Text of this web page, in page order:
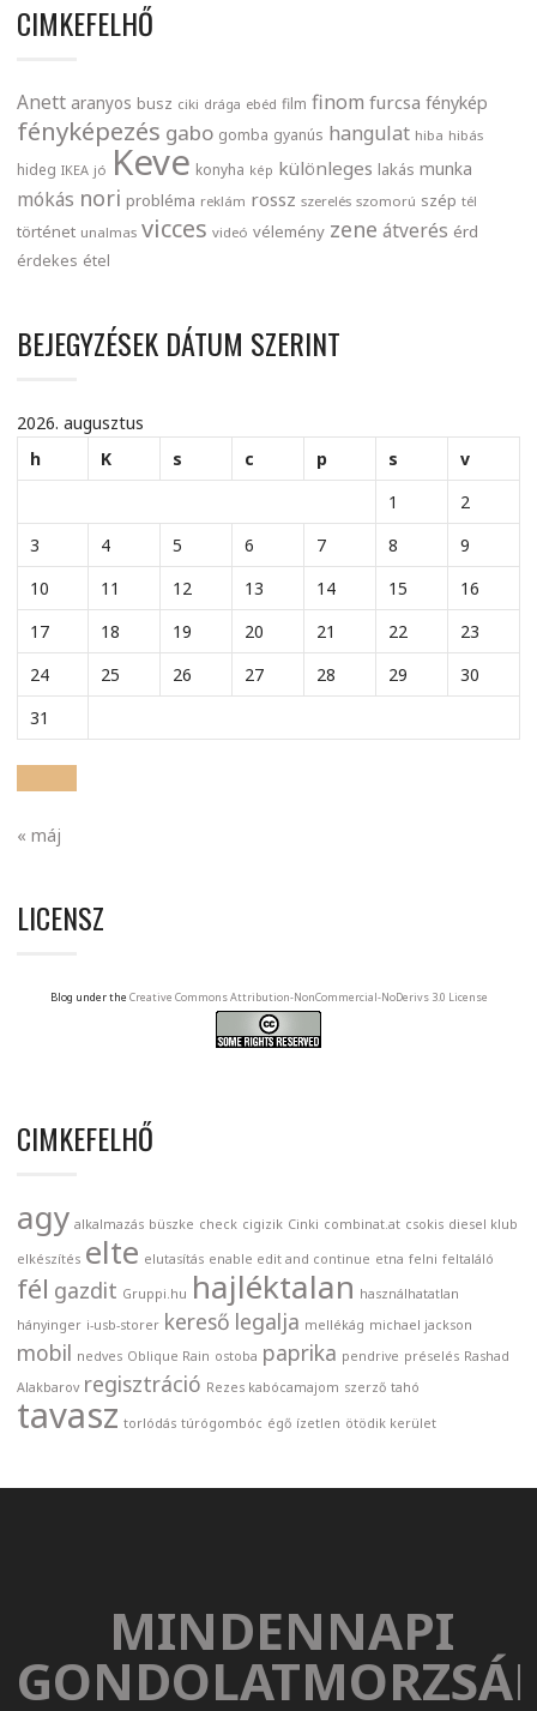
CIMKEFELHŐ
Anett aranyos busz ciki drága ebéd film finom furcsa fénykép
fényképezés gabo gomba gyanús hangulat hiba hibás
hideg IKEA jó Keve konyha kép különleges lakás munka
mókás nori probléma reklám rossz szerelés szomorú szép tél
történet unalmas vicces videó vélemény zene átverés érd
érdekes étel
BEJEGYZÉSEK DÁTUM SZERINT
2026. augusztus
h
K s c p s
v
1
2
3
4 5 6 7 8
9
10
11 12 13 14 15
16
17
18 19 20 21 22
23
24
25 26 27 28 29
30
31
« máj
LICENSZ
Blog under the Creative Commons Attribution-NonCommercial-NoDerivs 3.0 License
CIMKEFELHŐ
agy alkalmazás büszke check cigizik Cinki combinat.at csokis diesel klub
elkészítés elte elutasítás enable edit and continue etna felni feltaláló
fél gazdit Gruppi.hu hajléktalan használhatatlan
hányinger i-usb-storer kereső legalja mellékág michael jackson
mobil nedves Oblique Rain ostoba paprika pendrive préselés Rashad
Alakbarov regisztráció Rezes kabócamajom szerző tahó
tavasz torlódás túrógombóc égő ízetlen ötödik kerület
MINDENNAPI